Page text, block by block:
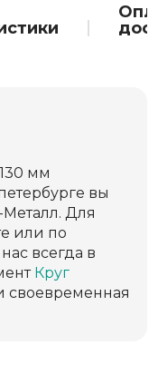
мм
вы
Для
или по
нас всегда в
Круг
своевременная